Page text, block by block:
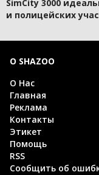
SimCity 3000
и полицейских
О SHAZOO
О Нас
Главная
Реклама
Контакты
Этикет
Помощь
RSS
Сообщить об